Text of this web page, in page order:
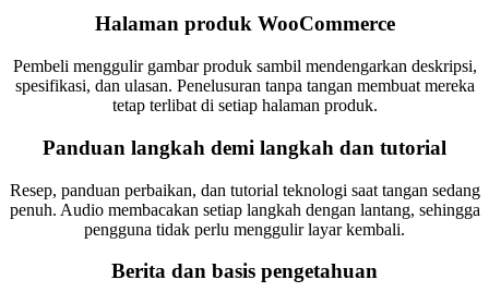
Halaman produk WooCommerce
Pembeli menggulir gambar produk sambil mendengarkan deskripsi,
spesifikasi, dan ulasan. Penelusuran tanpa tangan membuat mereka
tetap terlibat di setiap halaman produk.
Panduan langkah demi langkah dan tutorial
Resep, panduan perbaikan, dan tutorial teknologi saat tangan sedang
penuh. Audio membacakan setiap langkah dengan lantang, sehingga
pengguna tidak perlu menggulir layar kembali.
Berita dan basis pengetahuan